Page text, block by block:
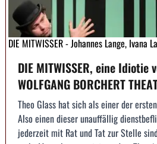
DIE MITWISSER - Johannes Lange, Ivana
DIE MITWISSER, eine Idiotie
WOLFGANG BORCHERT
Theo Glass hat sich als einer der
Also einen dieser unauffällig
jederzeit mit Rat und Tat zur Stelle